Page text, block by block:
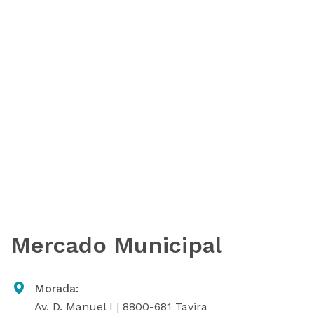
Mercado Municipal
Morada:
Av. D. Manuel I | 8800-681 Tavira